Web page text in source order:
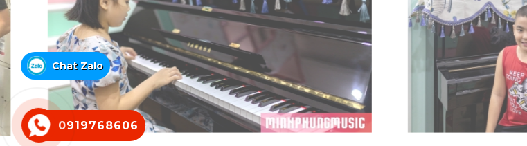
0919768606
Chat Zalo